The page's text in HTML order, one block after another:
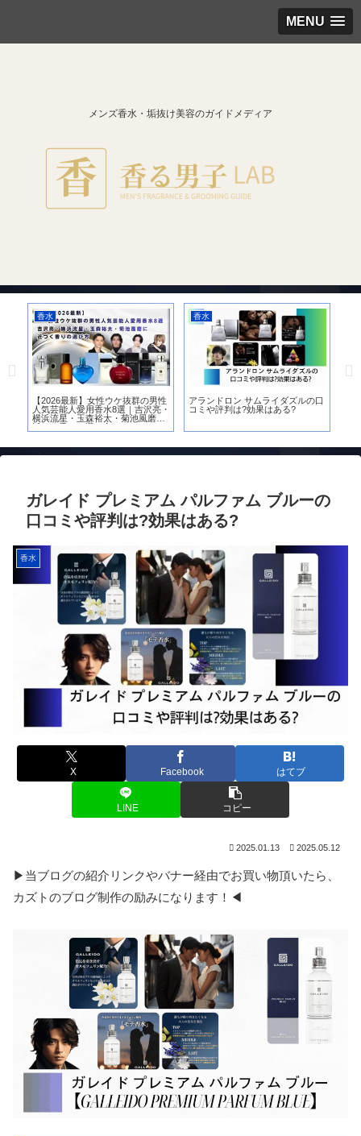
MENU
メンズ香水・垢抜け美容のガイドメディア
香水
【失敗しない】エルメス
［Hermès］メンズ香水人気8選！
女性ウケ・職場OKの使い方まで徹
底比較
メンズ美容
【見た目が9割】非モテ男子が30
日で垢抜ける12の改善チェックリ
ガレイド プレミアム パルファム ブルーの
口コミや評判は?効果はある?
香水
X Facebook はてブ
LINE コピー
2025.01.13 2025.05.12
▶当ブログの紹介リンクやバナー経由でお買い物頂いたら、
カズトのブログ制作の励みになります！◀